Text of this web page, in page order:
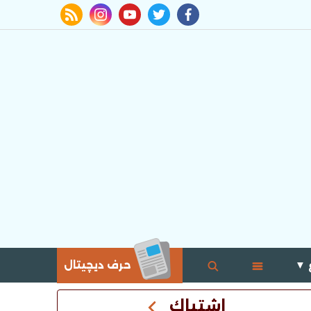
facebook
twitter
youtube
instagram
rss feed
▼ حرف ديچيتال
اشتباك